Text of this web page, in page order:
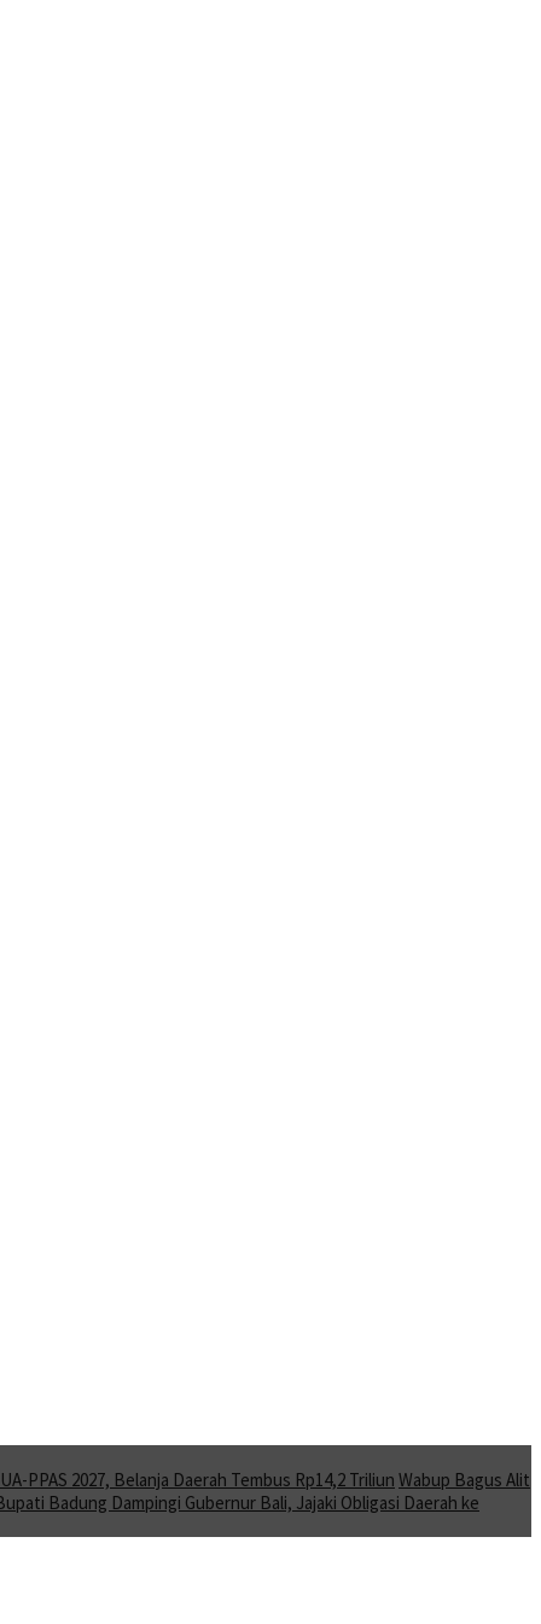
PPAS 2027, Belanja Daerah Tembus Rp14,2 Triliun Wabup Bagus Alit
Badung Dampingi Gubernur Bali, Jajaki Obligasi Daerah ke